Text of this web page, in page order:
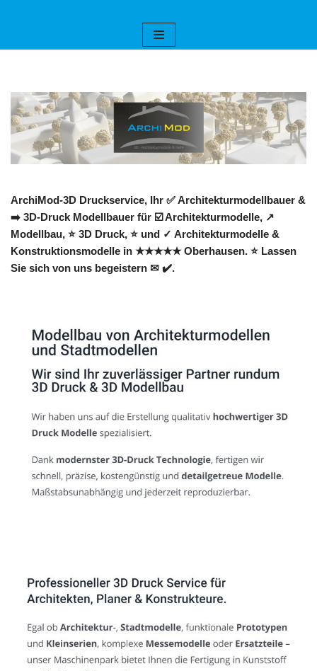
ArchiMod-3D Druckservice, Ihr ✅ Architekturmodellbauer &
➡️ 3D-Druck Modellbauer für ☑️ Architekturmodelle, ↗️
Modellbau, ⭐ 3D Druck, ⭐ und ✓ Architekturmodelle &
Konstruktionsmodelle in ★★★★★ Oberhausen. ⭐ Lassen
Sie sich von uns begeistern ✉ ✔️.